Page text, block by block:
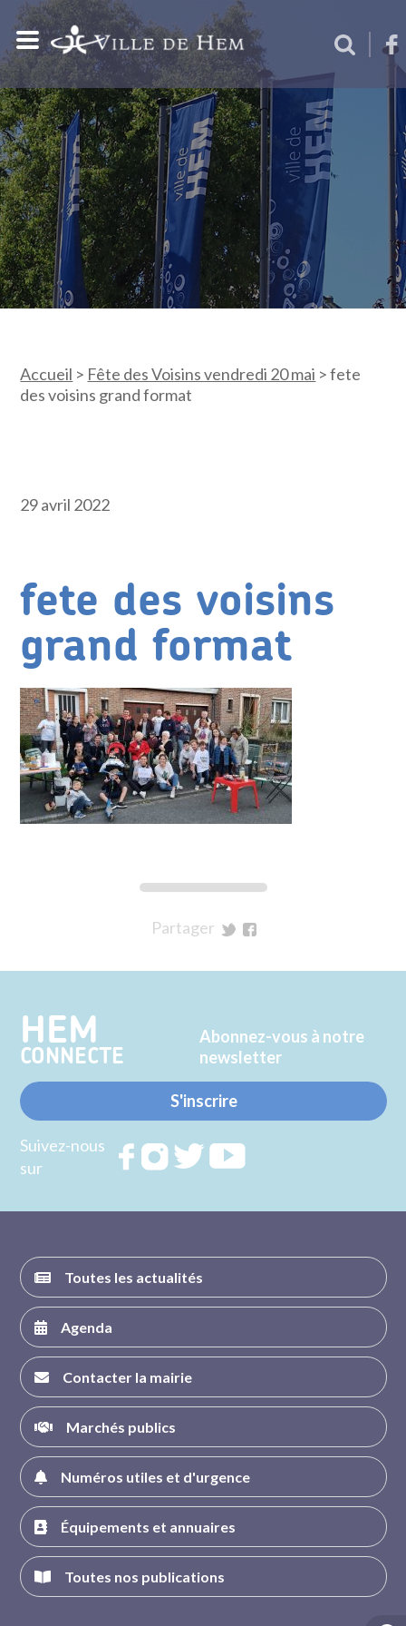
Accueil > Fête des Voisins vendredi 20 mai >fete
des voisins grand format
29 avril 2022
fete des voisins
grand format
Partager
Twitter
Facebook
HEM
CONNECTE
Abonnez-vous à notre
newsletter
S'inscrire
Suivez-nous
sur
RejoignezRejoignezRejoignez
Toutes les actualités
Agenda
Contacter la mairie
Marchés publics
Numéros utiles et d'urgence
Équipements et annuaires
Toutes nos publications